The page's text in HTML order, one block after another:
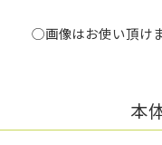
◯画像はお使い頂けま
本